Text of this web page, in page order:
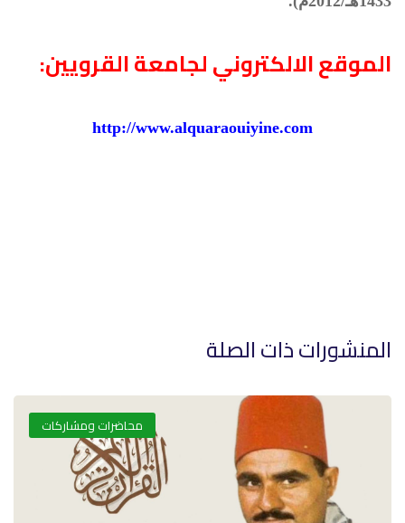
الموقع الالكتروني لجامعة القرويين:
http://www.alquaraouiyine.com
المنشورات ذات الصلة
محاضرات ومشاركات